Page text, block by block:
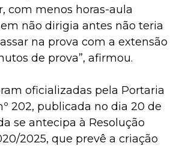
com menos horas-aula
não dirigia antes não teria
na prova com a extensão
de prova”, afirmou.
oficializadas pela Portaria
202, publicada no dia 20 de
se antecipa à Resolução
2025, que prevê a criação